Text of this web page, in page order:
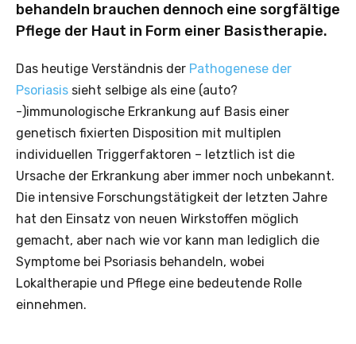
behandeln brauchen dennoch eine sorgfältige
Pflege der Haut in Form einer Basistherapie.
Das heutige Verständnis der Pathogenese der
Psoriasis sieht selbige als eine (auto?
-)immunologische Erkrankung auf Basis einer
genetisch ­fixierten Disposition mit multiplen
individuellen Triggerfaktoren – letztlich ist die
Ursache der Erkrankung aber immer noch unbekannt.
Die intensive Forschungstätigkeit der letzten Jahre
hat den Einsatz von neuen Wirkstoffen möglich
gemacht, aber nach wie vor kann man lediglich die
Symptome bei Psoriasis behandeln, wobei
Lokaltherapie und Pflege eine bedeutende Rolle
einnehmen.